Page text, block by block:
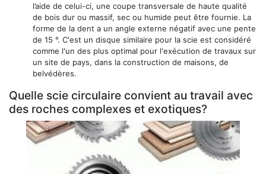
l’aide de celui-ci, une coupe transversale de haute qualité
de bois dur ou massif, sec ou humide peut être fournie. La
forme de la dent a un angle externe négatif avec une pente
de 15 °. C'est un disque similaire pour la scie est considéré
comme l'un des plus optimal pour l'exécution de travaux sur
un site de pays, dans la construction de maisons, de
belvédères.
Quelle scie circulaire convient au travail avec
des roches complexes et exotiques?